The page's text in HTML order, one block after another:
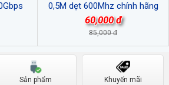
cấp
0,5M dẹt 600Mhz chính hãng
Ugreen 30738 Cao cấp
60,000 đ
85,000 đ
Sản phẩm Khuyến mãi